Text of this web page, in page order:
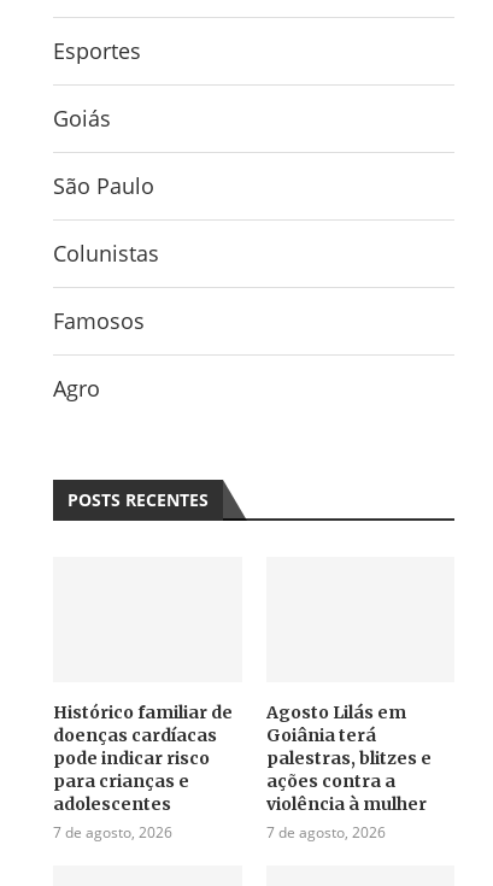
Esportes
Goiás
São Paulo
Colunistas
Famosos
Agro
POSTS RECENTES
Histórico familiar de
doenças cardíacas
pode indicar risco
para crianças e
adolescentes
7 de agosto, 2026
Agosto Lilás em
Goiânia terá
palestras, blitzes e
ações contra a
violência à mulher
7 de agosto, 2026